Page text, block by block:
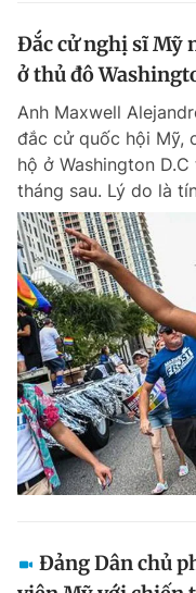
Đắc cử nghị sĩ Mỹ
ở thủ đô
Anh Maxwell
đắc cử quốc hội Mỹ,
hộ ở Washington
tháng sau. Lý do là
Đảng Dân chủ